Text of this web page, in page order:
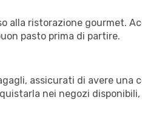
alla ristorazione gourmet.
pasto prima di partire.
assicurati di avere una
nei negozi